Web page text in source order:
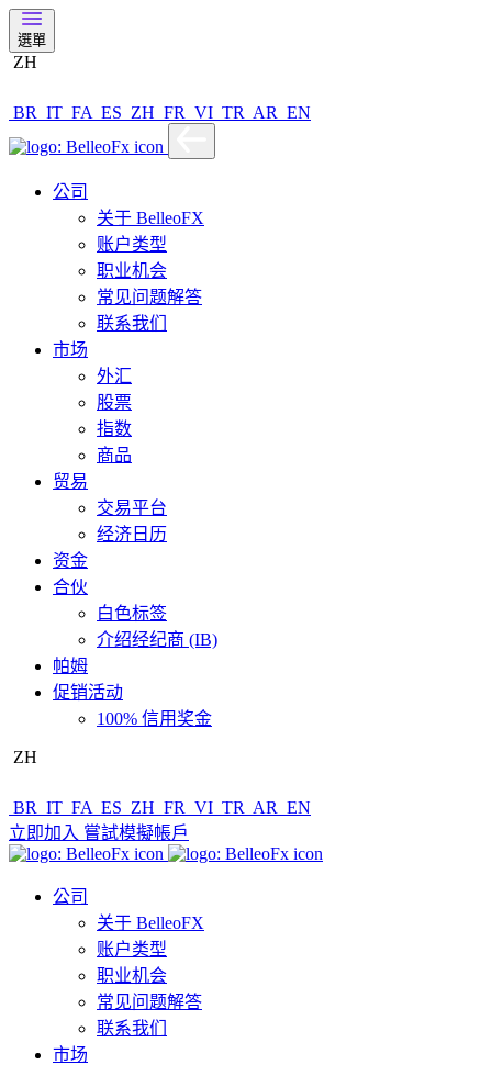
選單
ZH
BR IT FA ES ZH FR VI TR AR EN
公司
关于 BelleoFX
账户类型
职业机会
常见问题解答
联系我们
市场
外汇
股票
指数
商品
贸易
交易平台
经济日历
资金
合伙
白色标签
介绍经纪商 (IB)
帕姆
促销活动
100% 信用奖金
ZH
BR IT FA ES ZH FR VI TR AR EN
立即加入 嘗試模擬帳戶
公司
关于 BelleoFX
账户类型
职业机会
常见问题解答
联系我们
市场